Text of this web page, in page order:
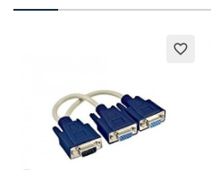
favorite_border